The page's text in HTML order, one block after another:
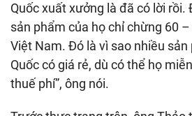
Quốc xuất xưởng là đã có lời rồi.
sản phẩm của họ chỉ chừng 60
Việt Nam. Đó là vì sao nhiều sản
Quốc có giá rẻ, dù có thể họ
thuế phí”, ông nói.